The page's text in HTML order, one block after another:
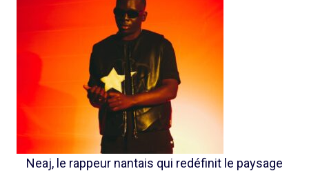
Neaj, le rappeur nantais qui redéfinit le paysage